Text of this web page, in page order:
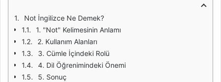
Not İngilizce Ne Demek?
1. "Not" Kelimesinin Anlamı
2. Kullanım Alanları
3. Cümle İçindeki Rolü
4. Dil Öğrenimindeki Önemi
5. Sonuç